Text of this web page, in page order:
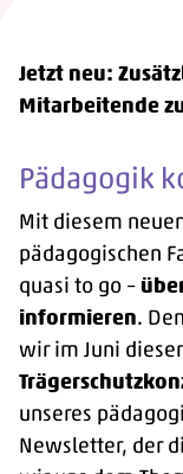
Jetzt neu:
Mitarbeitende
Pädagogik
Mit diesem
pädagogischen
quasi to go –
informieren.
wir im Juni
unseres
Newsletter, der